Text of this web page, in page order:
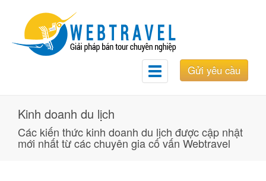
Gửi yêu cầu
Toggle
navigation
Kinh doanh du lịch
Các kiến thức kinh doanh du lịch được cập nhật
mới nhất từ các chuyên gia cố vấn Webtravel